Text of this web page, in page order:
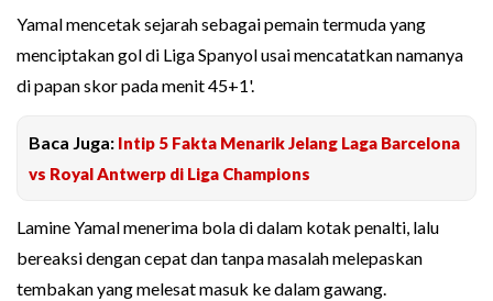
Yamal mencetak sejarah sebagai pemain termuda yang
menciptakan gol di Liga Spanyol usai mencatatkan namanya
di papan skor pada menit 45+1'.
Baca Juga: Intip 5 Fakta Menarik Jelang Laga Barcelona
vs Royal Antwerp di Liga Champions
Lamine Yamal menerima bola di dalam kotak penalti, lalu
bereaksi dengan cepat dan tanpa masalah melepaskan
tembakan yang melesat masuk ke dalam gawang.